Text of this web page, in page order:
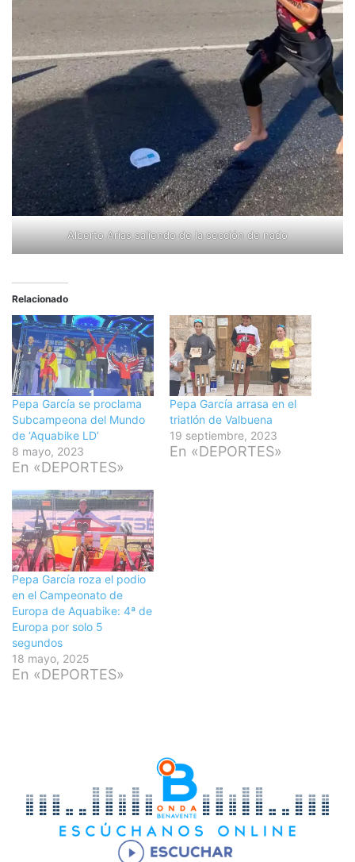
Alberto Arias saliendo de la sección de nado
Relacionado
Pepa García se proclama
Subcampeona del Mundo
de ‘Aquabike LD’
8 mayo, 2023
En «DEPORTES»
Pepa García arrasa en el
triatlón de Valbuena
19 septiembre, 2023
En «DEPORTES»
Pepa García roza el podio
en el Campeonato de
Europa de Aquabike: 4ª de
Europa por solo 5
segundos
18 mayo, 2025
En «DEPORTES»